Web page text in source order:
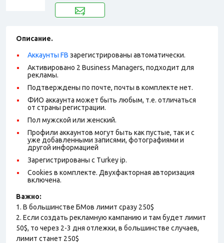
Описание.
Аккаунты FB зарегистрированы автоматически.
Активировано 2 Business Managers, подходит для
рекламы.
Подтверждены по почте, почты в комплекте нет.
ФИО аккаунта может быть любым, т.е. отличаться
от страны регистрации.
Пол мужской или женский.
Профили аккаунтов могут быть как пустые, так и с
уже добавленными записями, фотографиями и
другой информацией
Зарегистрированы с Turkey ip.
Cookies в комплекте. Двухфакторная авторизация
включена.
Важно:
1. В большинстве БМов лимит сразу 250$
2. Если создать рекламную кампанию и там будет лимит
50$, то через 2-3 дня отлежки, в большинстве случаев,
лимит станет 250$